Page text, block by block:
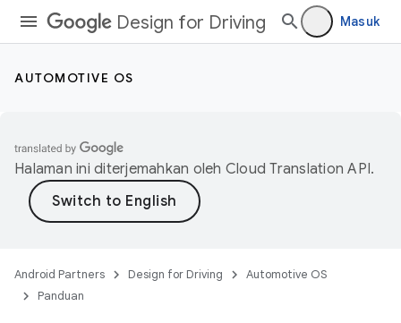
Design for Driving Masuk
AUTOMOTIVE OS
Halaman ini diterjemahkan oleh Cloud Translation API.
Android Partners Design for Driving
Automotive OS
Panduan